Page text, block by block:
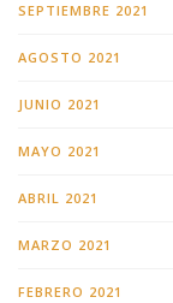
SEPTIEMBRE 2021
AGOSTO 2021
JUNIO 2021
MAYO 2021
ABRIL 2021
MARZO 2021
FEBRERO 2021